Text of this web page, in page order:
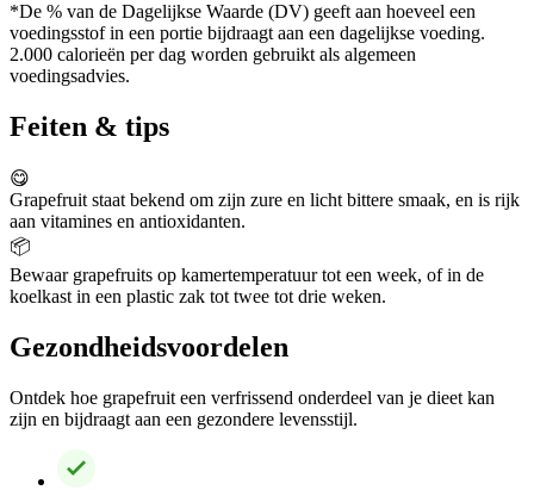
*De % van de Dagelijkse Waarde (DV) geeft aan hoeveel een
voedingsstof in een portie bijdraagt aan een dagelijkse voeding.
2.000 calorieën per dag worden gebruikt als algemeen
voedingsadvies.
Feiten & tips
😋
Grapefruit staat bekend om zijn zure en licht bittere smaak, en is rijk
aan vitamines en antioxidanten.
📦
Bewaar grapefruits op kamertemperatuur tot een week, of in de
koelkast in een plastic zak tot twee tot drie weken.
Gezondheidsvoordelen
Ontdek hoe grapefruit een verfrissend onderdeel van je dieet kan
zijn en bijdraagt aan een gezondere levensstijl.